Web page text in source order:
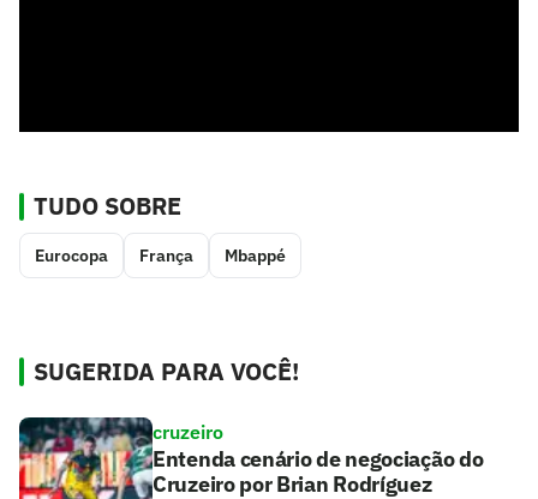
TUDO SOBRE
Eurocopa França Mbappé
SUGERIDA PARA VOCÊ!
cruzeiro
Entenda cenário de negociação do
Cruzeiro por Brian Rodríguez